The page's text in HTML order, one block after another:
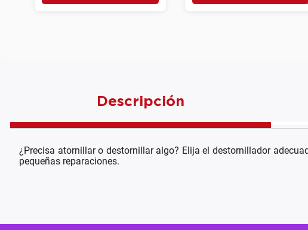
Descripción
¿Precisa atornillar o destornillar algo? Elija el destornillador
pequeñas reparaciones.